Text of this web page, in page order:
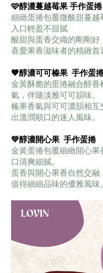
🩷醇濃蔓越莓果手作蛋捲
細緻蛋捲包覆微酸甜蔓越
入口輕盈不甜膩
酸甜與蛋香交織的剛剛
喜愛果香滋味者的精緻首
🤎醇濃可可榛果 手作蛋
金黃酥脆的蛋捲融合醇
氣，伴隨淡雅可可韻味。
榛果香氣與可可濃韻相
出溫潤順口的迷人風味。
💚醇濃開心果 手作蛋捲
金黃蛋捲包覆細緻開心
口清爽細膩。
蛋香與開心果香自然交
值得細細品味的優雅風味。